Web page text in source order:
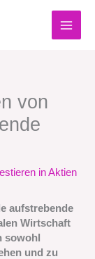
von
in Aktien
aufstrebende
Wirtschaft
sowohl
und zu